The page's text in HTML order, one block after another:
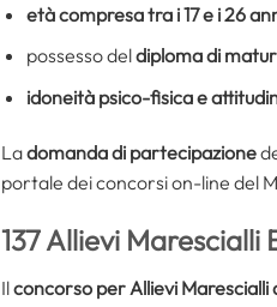
età compresa tra i 17 e i 26
possesso deldiploma di
idoneità psico-fisica e
Ladomanda di partecipazione
portale dei concorsi on-line del
137 Allievi Marescialli
Ilconcorso per Allievi Marescialli